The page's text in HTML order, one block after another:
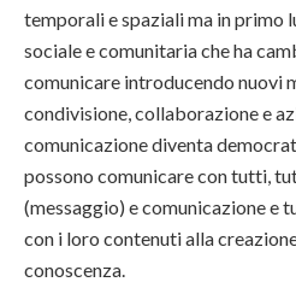
temporali e spaziali ma in primo
sociale e comunitaria che ha
comunicare introducendo nuovi
condivisione, collaborazione e
comunicazione diventa
possono comunicare con tutti,
(messaggio) e comunicazione e
con i loro contenuti alla
conoscenza.